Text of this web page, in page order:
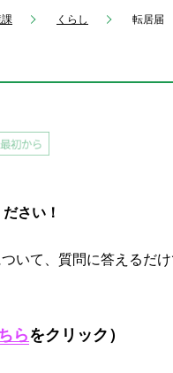
くらし 転居届
さい！
いて、質問に答えるだ
らをクリック）